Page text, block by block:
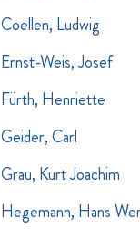
Coellen, Ludwig
Ernst-Weis, Josef
Fürth, Henriette
Geider, Carl
Grau, Kurt Joachim
Hegemann, Hans